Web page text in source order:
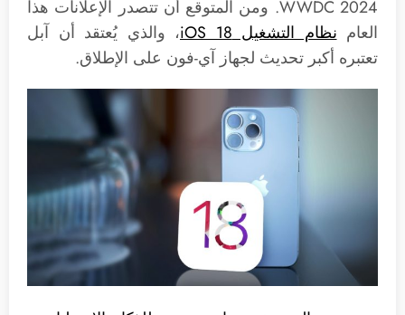
WWDC 2024. ومن المتوقع أن تتصدر الإعلانات هذا
العامنظام التشغيل iOS 18
، والذي يُعتقد أن آبل
تعتبره أكبر تحديث لجهاز آي-فون على الإطلاق.